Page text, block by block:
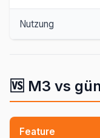
Nutzung
🆚 M3 vs
Feature